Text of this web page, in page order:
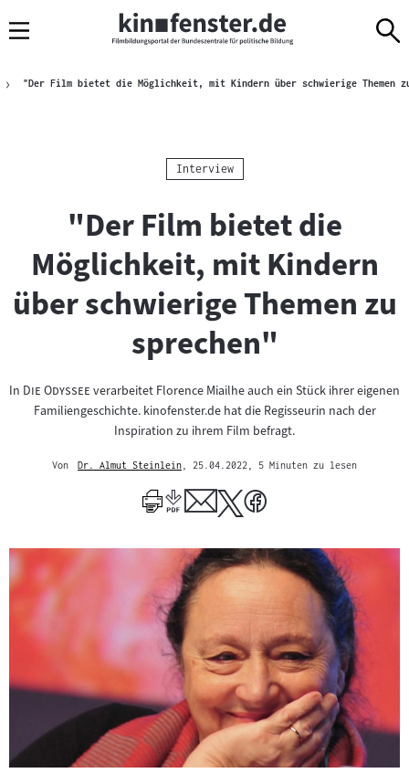
Navigation
zum
zur
amBrotkrümelnavigation
"Der Film bietet die Möglichkeit, mit Kindern über schwierige Themen
Kategorie:
Interview
"Der Film bietet die
Möglichkeit, mit Kindern
über schwierige Themen zu
sprechen"
In "Die Odyssee "verarbeitet Florence Miailhe auch ein Stück ihrer eigenen
Familiengeschichte. kinofenster.de hat die Regisseurin nach der
Inspiration zu ihrem Film befragt.
Von
Dr. Almut Steinlein
Author
, 25.04.2022 , 5 Minuten zu lesen